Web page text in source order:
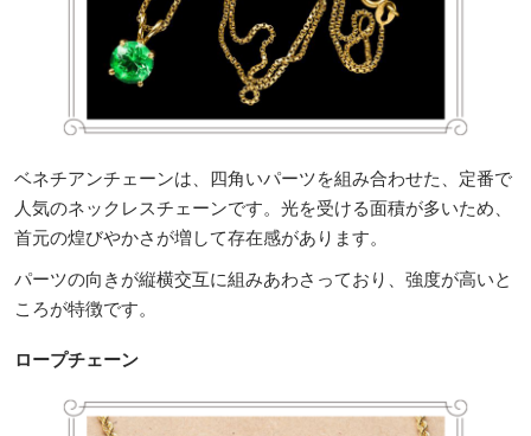
ベネチアンチェーンは、四角いパーツを組み合わせた、定番で
人気のネックレスチェーンです。光を受ける面積が多いため、
首元の煌びやかさが増して存在感があります。
パーツの向きが縦横交互に組みあわさっており、強度が高いと
ころが特徴です。
ロープチェーン